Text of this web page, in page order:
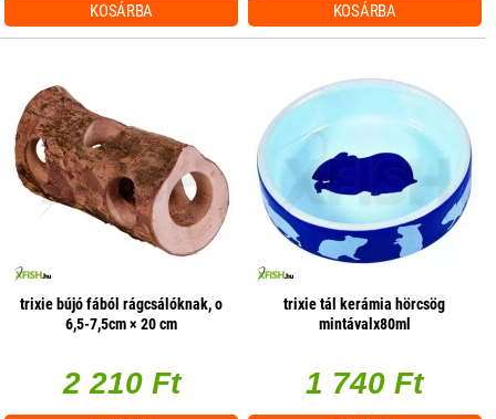
KOSÁRBA KOSÁRBA
trixie bújó fából rágcsálóknak, o
6,5-7,5cm × 20 cm
2 210 Ft
trixie tál kerámia hörcsög
mintávalx80ml
1 740 Ft